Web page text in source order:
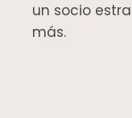
un socio
más.